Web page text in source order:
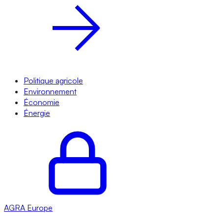
Politique agricole
Environnement
Économie
Énergie
AGRA Europe